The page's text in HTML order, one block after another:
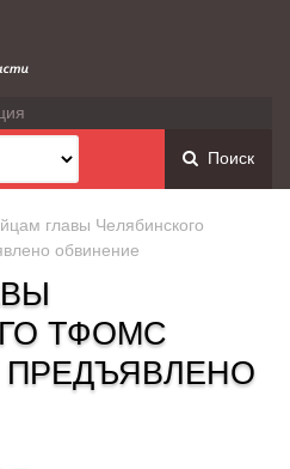
Поиск
главы Челябинского
обвинение
ТФОМС
ПРЕДЪЯВЛЕНО